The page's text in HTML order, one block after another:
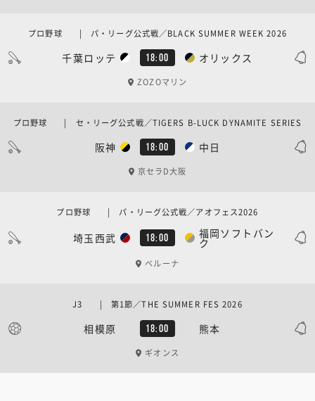
千葉ロッテ 18:00 オリックス
プロ野球 | パ・リーグ公式戦／BLACK SUMMER WEEK 2026
ZOZOマリン
阪神 18:00 中日
プロ野球 | セ・リーグ公式戦／TIGERS B-LUCK DYNAMITE SERIES
京セラD大阪
埼玉西武 18:00 福岡ソフトバン
ク
プロ野球 | パ・リーグ公式戦／アオフェス2026
ベルーナ
相模原 18:00 熊本
J3 | 第1節／THE SUMMER FES 2026
ギオンス